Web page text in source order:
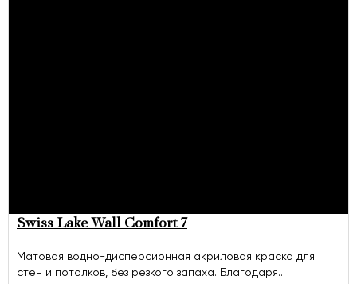
Swiss Lake Wall Comfort 7
Матовая водно-дисперсионная акриловая краска для
стен и потолков, без резкого запаха. Благодаря..